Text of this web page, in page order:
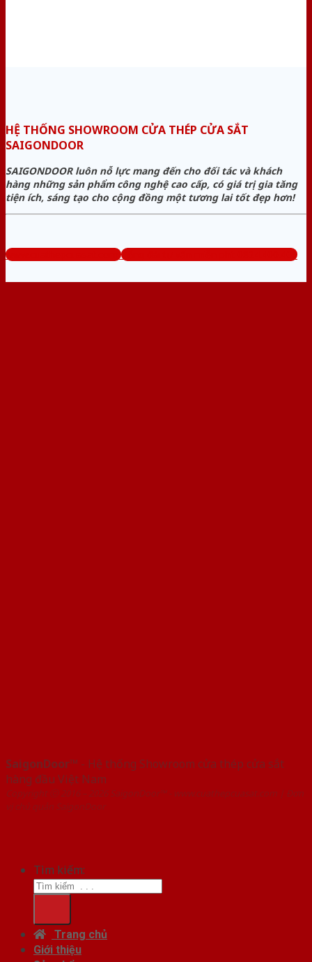
HỆ THỐNG SHOWROOM CỬA THÉP CỬA SẮT
SAIGONDOOR
SAIGONDOOR luôn nỗ lực mang đến cho đối tác và khách
hàng những sản phẩm công nghệ cao cấp, có giá trị gia tăng
tiện ích, sáng tạo cho cộng đồng một tương lai tốt đẹp hơn!
www.cuathepcuasat.com Tổng đài tư vấn miễn phí: 0824.400.400
SaigonDoor™ - Hệ thống Showroom cửa thép cửa sắt
hàng đầu Việt Nam
Copyright ⓒ 2016 – 2026 SaigonDoor™ - www.cuathepcuasat.com | Đơn
vị chủ quản SaigonDoor
Tìm kiếm:
Trang chủ
Giới thiệu